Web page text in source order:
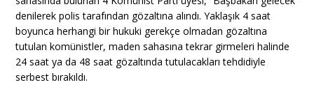
denilerek polis tarafından gözaltına alındı. Yaklaşık 4 saat
boyunca herhangi bir hukuki gerekçe olmadan gözaltına
tutulan komünistler, maden sahasına tekrar girmeleri halinde
24 saat ya da 48 saat gözaltında tutulacakları tehdidiyle
serbest bırakıldı.